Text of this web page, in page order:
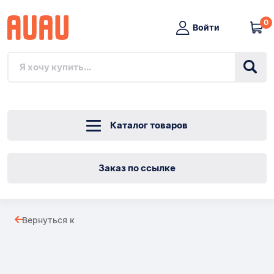
Войти
0
Каталог товаров
Заказ по ссылке
Вернуться к